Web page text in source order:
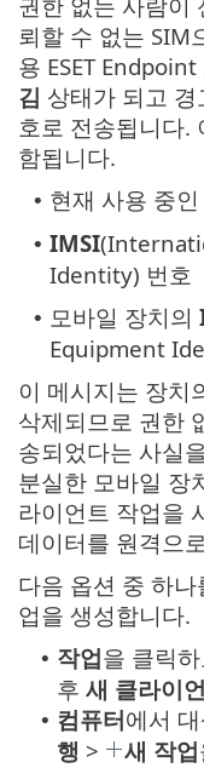
뢰할 수 없는 SIM
용 ESET
김 상태가 되고 경
호로 전송됩니다.
함됩니다.
• 현재 사용 중
• IMSI
Identity) 번호
• 모바일 장치의
Equipment
이 메시지는 장치
삭제되므로 권한
송되었다는 사실
분실한 모바일 장
라이언트 작업을
데이터를 원격으
다음 옵션 중 하
업을 생성합니다.
• 작업을 클릭
후 새 클라이
• 컴퓨터에서
행 > 새 작업